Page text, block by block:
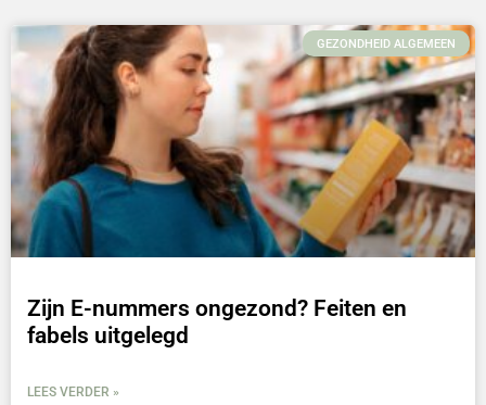
GEZONDHEID ALGEMEEN
Zijn E-nummers ongezond? Feiten en
fabels uitgelegd
LEES VERDER »